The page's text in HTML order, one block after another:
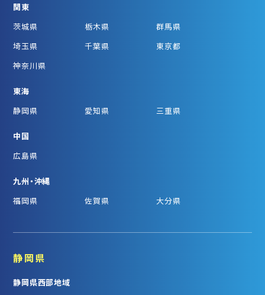
関東
茨城県
栃木県
群馬県
埼玉県
千葉県
東京都
神奈川県
東海
静岡県
愛知県 三重県
中国
広島県
九州・沖縄
福岡県
佐賀県 大分県
静岡県
静岡県西部地域